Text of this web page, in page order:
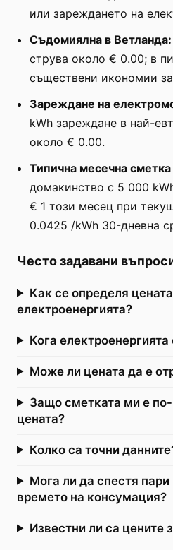
или зареждането на
Съдомиялна в Ветланда:
струва около € 0.00; в
съществени икономии
Зареждане на
kWh зареждане в най-
около € 0.00.
Типична месечна
домакинство с 5 000
€ 1 този месец при
0.0425 /kWh 30-дневна
Често задавани
Как се определя
електроенергията?
Кога
Може ли цената да е
Защо сметката ми е
цената?
Колко са точни
Мога ли да спестя
времето на консумация?
Известни ли са цените